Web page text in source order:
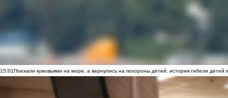
15:01Поехали кумовьями на море, а вернулись на похороны детей: история гибели детей